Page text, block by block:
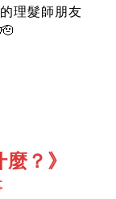
理髮師朋友
？ 》